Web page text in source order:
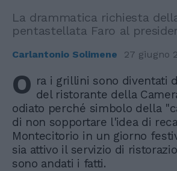
La drammatica richiesta
pentastellata Faro al
Carlantonio Solimene 27 giugno
O ra i grillini sono diventati
del ristorante della
odiato perché simbolo della
di non sopportare l'idea di
Montecitorio in un giorno
sia attivo il servizio di
sono andati i fatti.